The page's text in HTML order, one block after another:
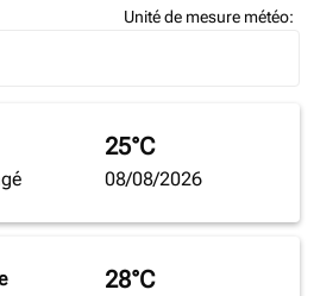
Unité de mesure météo:
25°C
08/08/2026
28°C